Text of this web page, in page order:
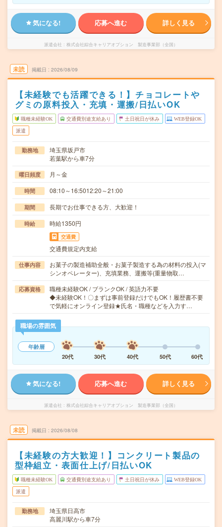
気になる! 応募へ進む 詳しく見る
派遣会社 株式会社綜合キャリアオプション 製造事業部（全国）
未読 掲載日 2026/08/09
【未経験でも活躍できる！】チョコレートや
グミの原料投入・充填・運搬/日払いOK
職種未経験OK 交通費別途支給あり 土日祝日が休み WEB登録OK
派遣
勤務地
埼玉県坂戸市
若葉駅から車7分
曜日頻度 月～金
時間 08:10～16:5012:20～21:00
期間 長期でお仕事できる方、大歓迎！
時給 時給1350円
交通費
交通費規定内支給
仕事内容
お菓子の製造補助全般・お菓子製造する為の材料の投入(マ
シンオペレーター)、充填業務、運搬等(重量物取…
応募資格
職種未経験OK / ブランクOK / 英語力不要
◆未経験OK！〇まずは事前登録だけでもOK！履歴書不要
で気軽にオンライン登録★氏名・職種などを入力す…
職場の雰囲気
年齢層
20代
30代 40代 50代 60代
気になる! 応募へ進む 詳しく見る
派遣会社 株式会社綜合キャリアオプション 製造事業部（全国）
未読 掲載日 2026/08/08
【未経験の方大歓迎！】コンクリート製品の
型枠組立・表面仕上げ/日払いOK
職種未経験OK 交通費別途支給あり 土日祝日が休み WEB登録OK
派遣
勤務地
埼玉県日高市
高麗川駅から車7分